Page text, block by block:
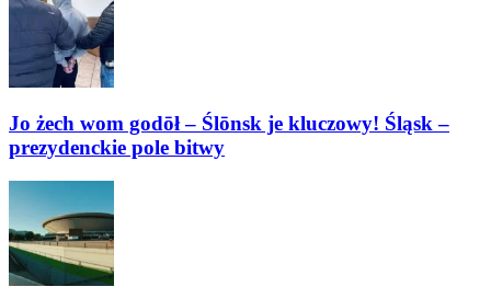
Jo żech wom godōł – Ślōnsk je kluczowy! Śląsk –
prezydenckie pole bitwy